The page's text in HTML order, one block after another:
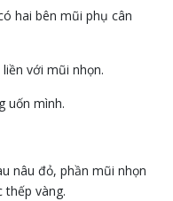
hai bên mũi phụ cân
với mũi nhọn.
uốn mình.
nâu đỏ, phần mũi nhọn
thếp vàng.